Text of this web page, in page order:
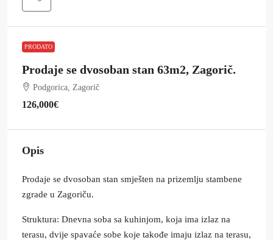
PRODATO
Prodaje se dvosoban stan 63m2, Zagorič.
Podgorica, Zagorič
126,000€
Opis
Prodaje se dvosoban stan smješten na prizemlju stambene
zgrade u Zagoriču.
Struktura: Dnevna soba sa kuhinjom, koja ima izlaz na
terasu, dvije spavaće sobe koje takođe imaju izlaz na terasu,